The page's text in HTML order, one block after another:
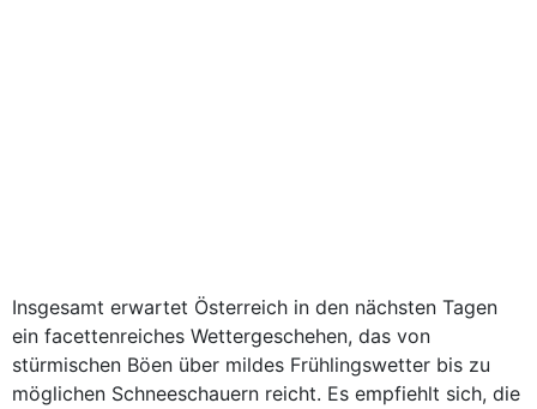
Insgesamt erwartet Österreich in den nächsten Tagen
ein facettenreiches Wettergeschehen, das von
stürmischen Böen über mildes Frühlingswetter bis zu
möglichen Schneeschauern reicht. Es empfiehlt sich, die